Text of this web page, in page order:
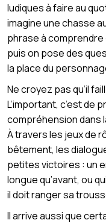
ludiques à faire au
imagine une chasse
phrase à comprendre
puis on pose des
la place du
Ne croyez pas qu’il
L’important, c’est de
compréhension dans
À travers les jeux de
bêtement, les
petites victoires : un
longue qu’avant, ou
il doit ranger sa
Il arrive aussi que